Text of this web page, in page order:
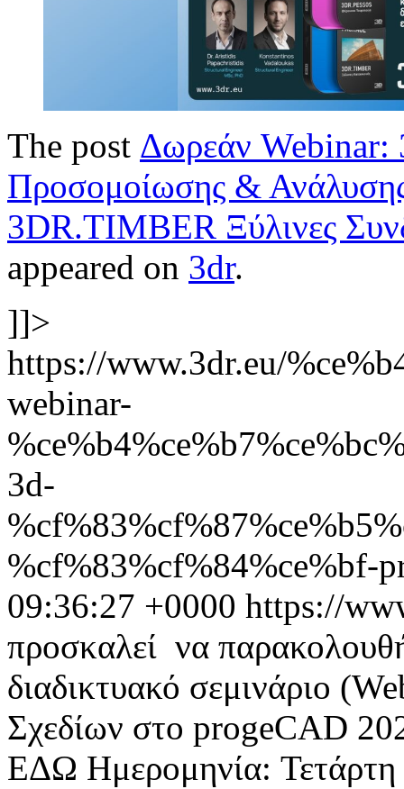
The post Δωρεάν Webinar:
Προσομοίωσης &
3DR.TIMBER Ξύλινες
appeared on 3dr.
]]>
https://www.3dr.eu/
webinar-
3d-
%cf%83%cf%84%ce%bf-
09:36:27 +0000 https://
προσκαλεί να
διαδικτυακό σεμινάριο
Σχεδίων στο progeCAD
ΕΔΩ Ημερομηνία: